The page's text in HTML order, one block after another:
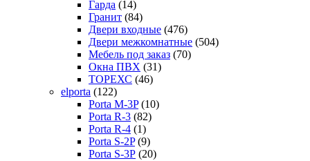
Гарда (14)
Гранит (84)
Двери входные (476)
Двери межкомнатные (504)
Мебель под заказ (70)
Окна ПВХ (31)
ТОРЕХС (46)
elporta (122)
Porta M-3P (10)
Porta R-3 (82)
Porta R-4 (1)
Porta S-2P (9)
Porta S-3Р (20)